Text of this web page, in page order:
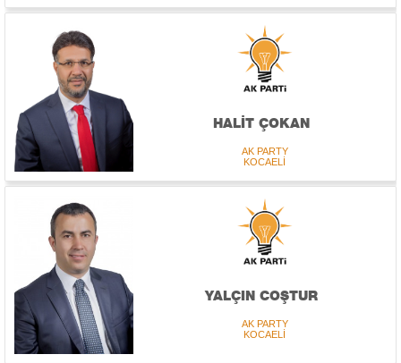
HALİT ÇOKAN
AK PARTY
KOCAELİ
YALÇIN COŞTUR
AK PARTY
KOCAELİ